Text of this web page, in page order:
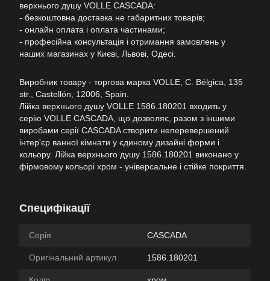
верхнього душу VOLLE CASCADA:
- безкоштовна доставка не габаритних товарів;
- онлайн оплата і оплата частинами;
- професійна консультація і отримання замовлень у
наших магазинах у Києві, Львові, Одесі.
Виробник товару - торгова марка VOLLE, C. Bélgica, 135
str., Castellón, 12006, Spain.
Лійка верхнього душу VOLLE 1586.180201 входить у
серію VOLLE CASCADA, що дозволяє, разом з іншими
виробами серії CASCADA створити неперевершений
інтер'єр ванної кімнати у єдиному дизайні форми і
кольору. Лійка верхнього душу 1586.180201 виконано у
фірмовому кольорі хром - універсальне і стійке покриття.
Специфікації
Серія CASCADA
Оригінальний артикул 1586.180201